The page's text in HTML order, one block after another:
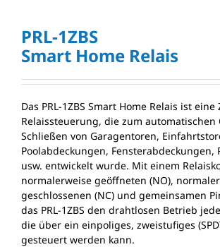
PRL-1ZBS
Smart Home Relais
Das PRL-1ZBS Smart Home Relais ist eine
Relaissteuerung, die zum automatischen
Schließen von Garagentoren,
Poolabdeckungen, Fensterabdeckungen,
usw. entwickelt wurde. Mit einem
normalerweise geöffneten (NO),
geschlossenen (NC) und gemeinsamen
das PRL-1ZBS den drahtlosen Betrieb
die über ein einpoliges, zweistufiges
gesteuert werden kann.